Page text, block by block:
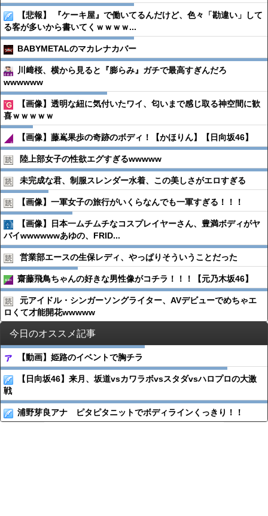
【悲報】 『ケーキ屋』で働いてるんだけど、色々「勘違い」して
る客が多いから書いてくｗｗｗｗ...
BABYMETALのマカレナカバー
川﨑桜、横から見ると『膨らみ』ガチで最高すぎんだろ
wwwwww
【画像】透明な紐に気付いたワイ、匂いまで感じ取る神空間に歓
喜ｗｗｗｗｗ
【画像】藤嶌果歩の奇跡のボディ！【かほりん】【日向坂46】
陸上部女子の性欲エグすぎるwwwww
未完成な君、制服スレンダー水着、この美しさがエロすぎる
【画像】一軍女子の旅行がいくらなんでも一軍すぎる！！！
【画像】日本一ムチムチなコスプレイヤーさん、豊満ボディがヤ
バイwwwwwwあゆの、FRID...
営業部エースの生保レディ、やっぱりそういうことだった
齋藤飛鳥ちゃんの好きな男性像がコチラ！！！【元乃木坂46】
元アイドル・シンガーソングライター、AVデビューでめちゃエ
ロくて才能開花wwwww
今日のオススメ記事
【動画】姫路のイベントで胸チラ
【日向坂46】来月、坂道vsカワラボvsスタダvsハロプロの大激
戦
浦野芽良アナ ピタピタニットでボディラインくっきり！！